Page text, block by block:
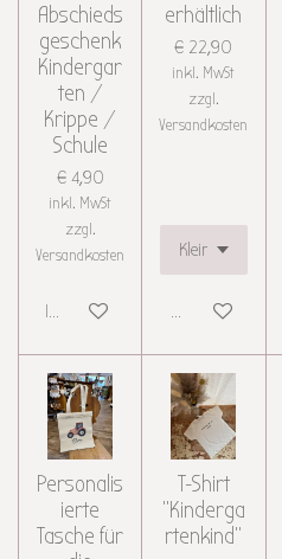
Abschieds
geschenk
Kindergar
ten /
Krippe /
Schule
€ 4,90
inkl. MwSt
zzgl.
Versandkosten
In den Warenkorb
erhältlich
€ 22,90
inkl. MwSt
zzgl.
Versandkosten
Details anzeigen
Personalis
ierte
Tasche für
T-Shirt
"Kinderga
rtenkind"